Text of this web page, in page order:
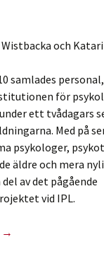
och
samlades
för
ett tvådagars
Med på
psykologer,
äldre och mera
av det pågående
vid IPL.
→